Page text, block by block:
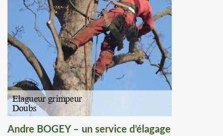
Andre BOGEY – un service d’élagage